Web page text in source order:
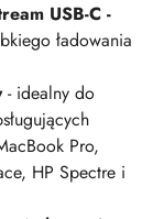
USB-C -
ładowania
- idealny do
Pro,
HP Spectre i